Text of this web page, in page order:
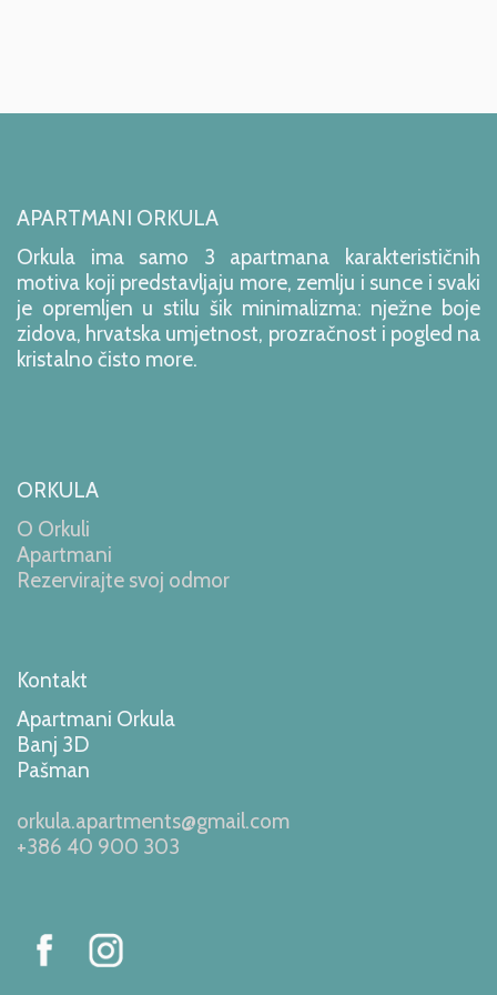
APARTMANI ORKULA
Orkula ima samo 3 apartmana karakterističnih
motiva koji predstavljaju more, zemlju i sunce i svaki
je opremljen u stilu šik minimalizma: nježne boje
zidova, hrvatska umjetnost, prozračnost i pogled na
kristalno čisto more.
ORKULA
O Orkuli
Apartmani
Rezervirajte svoj odmor
Kontakt
Apartmani Orkula
Banj 3D
Pašman
orkula.apartments@gmail.com
+386 40 900 303